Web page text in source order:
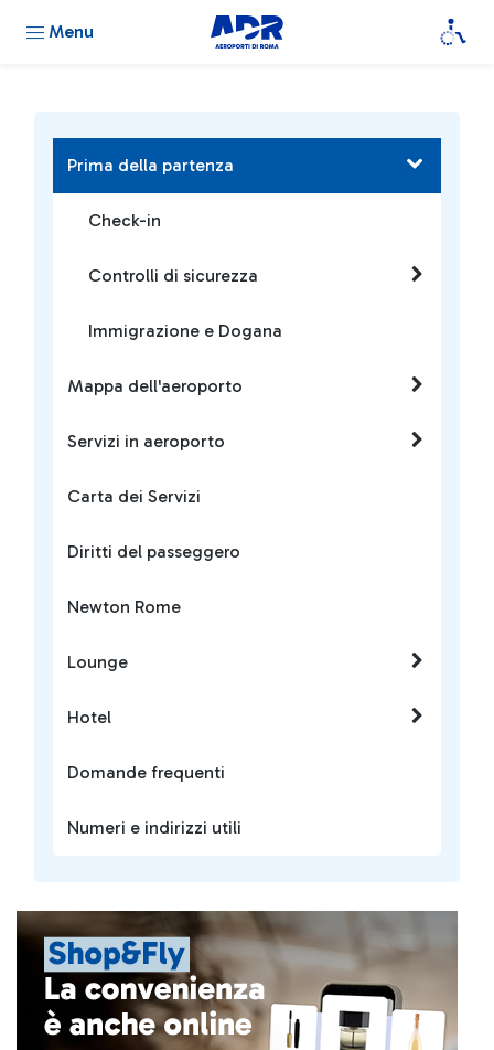
Menu
Prima della partenza
Check-in
Controlli di sicurezza
Immigrazione e Dogana
Mappa dell'aeroporto
Servizi in aeroporto
Carta dei Servizi
Diritti del passeggero
Newton Rome
Lounge
Hotel
Domande frequenti
Numeri e indirizzi utili